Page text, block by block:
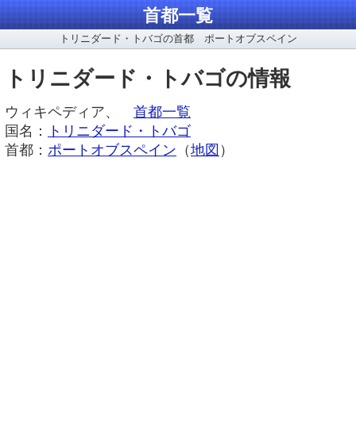
首都一覧
トリニダード・トバゴの首都 ポートオブスペイン
トリニダード・トバゴの情報
ウィキペディア、 首都一覧
国名：
トリニダード・トバゴ
首都： ポートオブスペイン （地図 ）